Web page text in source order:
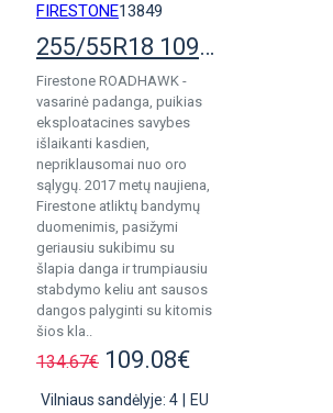
FIRESTONE13849
255/55R18 109W Firestone RoadHawk padanga
Firestone ROADHAWK -
vasarinė padanga, puikias
eksploatacines savybes
išlaikanti kasdien,
nepriklausomai nuo oro
sąlygų. 2017 metų naujiena,
Firestone atliktų bandymų
duomenimis, pasižymi
geriausiu sukibimu su
šlapia danga ir trumpiausiu
stabdymo keliu ant sausos
dangos palyginti su kitomis
šios kla..
134.67€ 109.08€
Vilniaus sandėlyje: 4
EU